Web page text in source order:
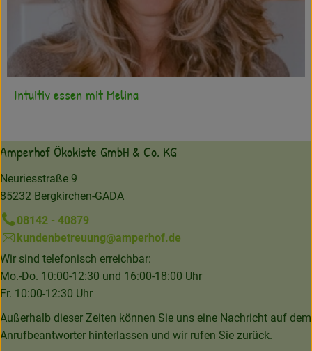
Intuitiv essen mit Melina
Amperhof Ökokiste GmbH & Co. KG
Neuriesstraße 9
85232 Bergkirchen-GADA
08142 - 40879
kundenbetreuung@amperhof.de
Wir sind telefonisch erreichbar:
Mo.-Do. 10:00-12:30 und 16:00-18:00 Uhr
Fr. 10:00-12:30 Uhr
Außerhalb dieser Zeiten können Sie uns eine Nachricht auf dem
Anrufbeantworter hinterlassen und wir rufen Sie zurück.